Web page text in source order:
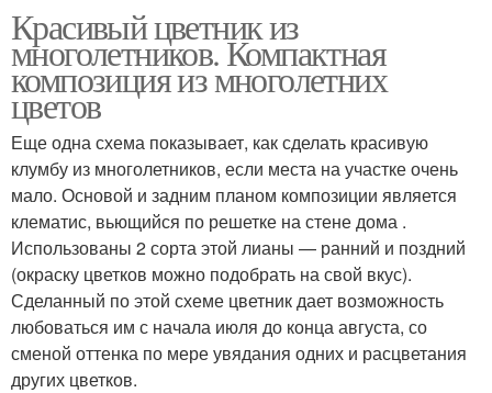
Красивый цветник из
многолетников. Компактная
композиция из многолетних
цветов
Еще одна схема показывает, как сделать красивую
клумбу из многолетников, если места на участке очень
мало. Основой и задним планом композиции является
клематис, вьющийся по решетке на стене дома .
Использованы 2 сорта этой лианы — ранний и поздний
(окраску цветков можно подобрать на свой вкус).
Сделанный по этой схеме цветник дает возможность
любоваться им с начала июля до конца августа, со
сменой оттенка по мере увядания одних и расцветания
других цветков.